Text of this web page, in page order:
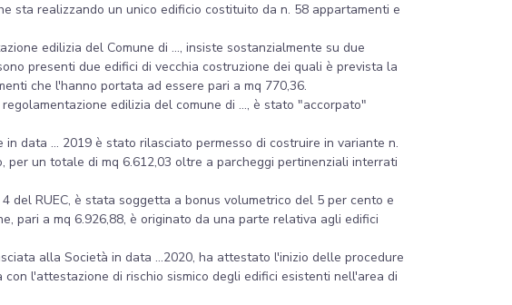
sta realizzando un unico edificio costituito da n. 58 appartamenti e
edilizia del Comune di ..., insiste sostanzialmente su due
presenti due edifici di vecchia costruzione dei quali è prevista la
che l'hanno portata ad essere pari a mq 770,36.
edilizia del comune di ..., è stato "accorpato"
data ... 2019 è stato rilasciato permesso di costruire in variante n.
per un totale di mq 6.612,03 oltre a parcheggi pertinenziali interrati
del RUEC, è stata soggetta a bonus volumetrico del 5 per cento e
pari a mq 6.926,88, è originato da una parte relativa agli edifici
alla Società in data ...2020, ha attestato l'inizio delle procedure
l'attestazione di rischio sismico degli edifici esistenti nell'area di